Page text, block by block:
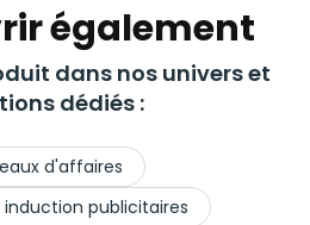
également
dans nos univers et
dédiés :
d'affaires
induction publicitaires